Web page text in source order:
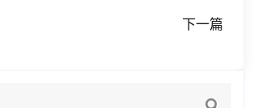
下一篇